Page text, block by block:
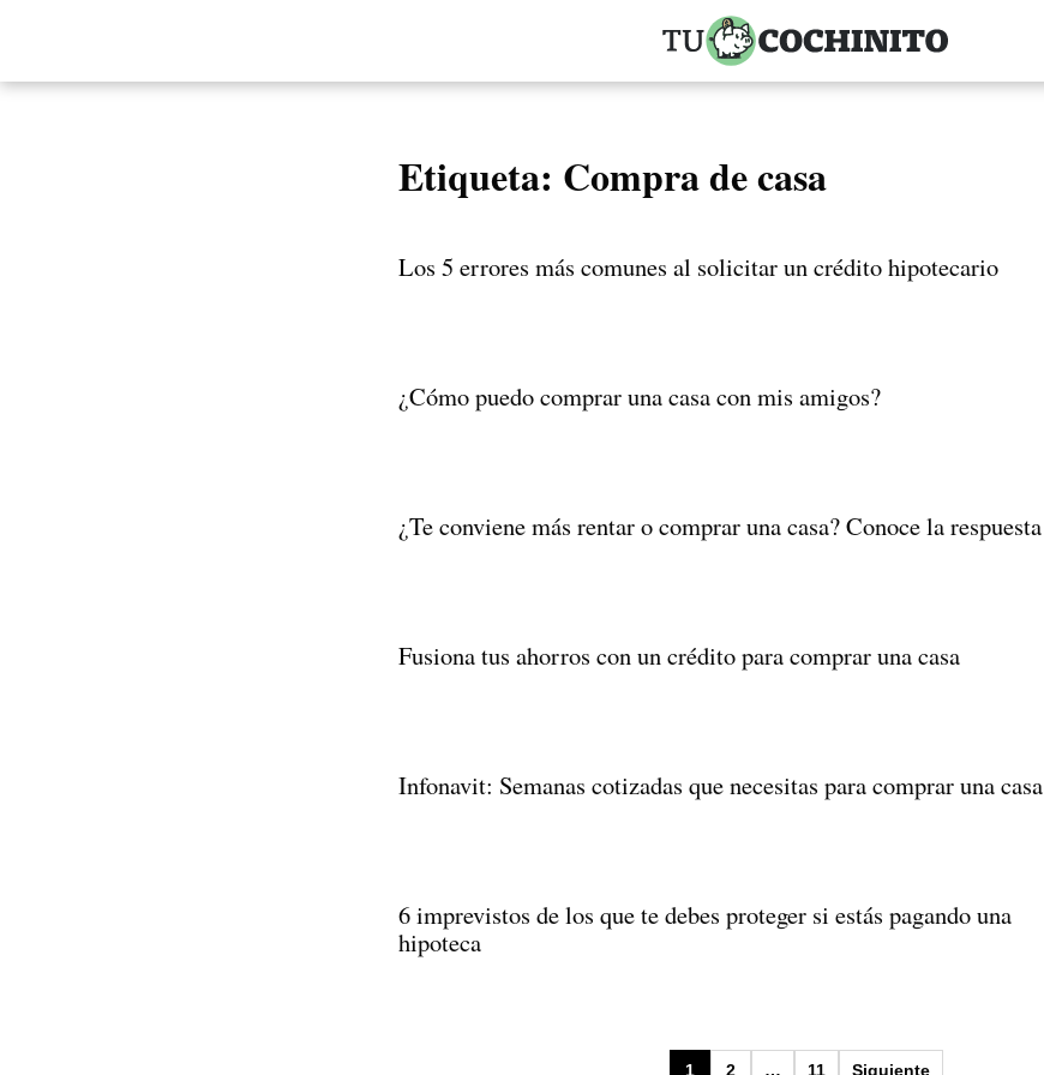
Etiqueta: Compra de casa
Los 5 errores más comunes al solicitar un crédito hipotecario
¿Cómo puedo comprar una casa con mis amigos?
¿Te conviene más rentar o comprar una casa? Conoce la respuesta
Fusiona tus ahorros con un crédito para comprar una casa
Infonavit: Semanas cotizadas que necesitas para comprar una casa
6 imprevistos de los que te debes proteger si estás pagando una
hipoteca
1 2 … 11 Siguiente